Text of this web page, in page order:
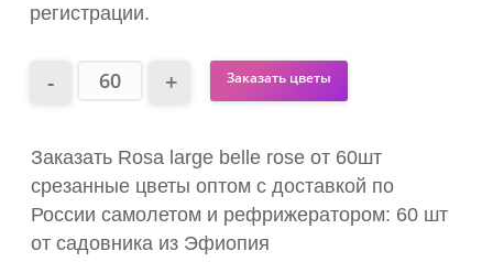
регистрации.
Заказать цветы
Заказать Rosa large belle rose от 60шт
срезанные цветы оптом с доставкой по
России самолетом и рефрижератором: 60 шт
от садовника из Эфиопия